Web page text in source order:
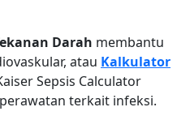
Darah membantu
atau Kalkulator
Sepsis Calculator
terkait infeksi.